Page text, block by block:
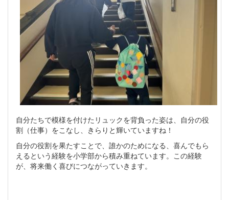
自分たちで模様を付けたリュックを背負った姿は、自分の役
割（仕事）をこなし、きらりと輝いていますね！
自分の役割を果たすことで、誰かのためになる、喜んでもら
えるという経験を小学部から積み重ねています。この経験
が、将来働く喜びにつながっていきます。